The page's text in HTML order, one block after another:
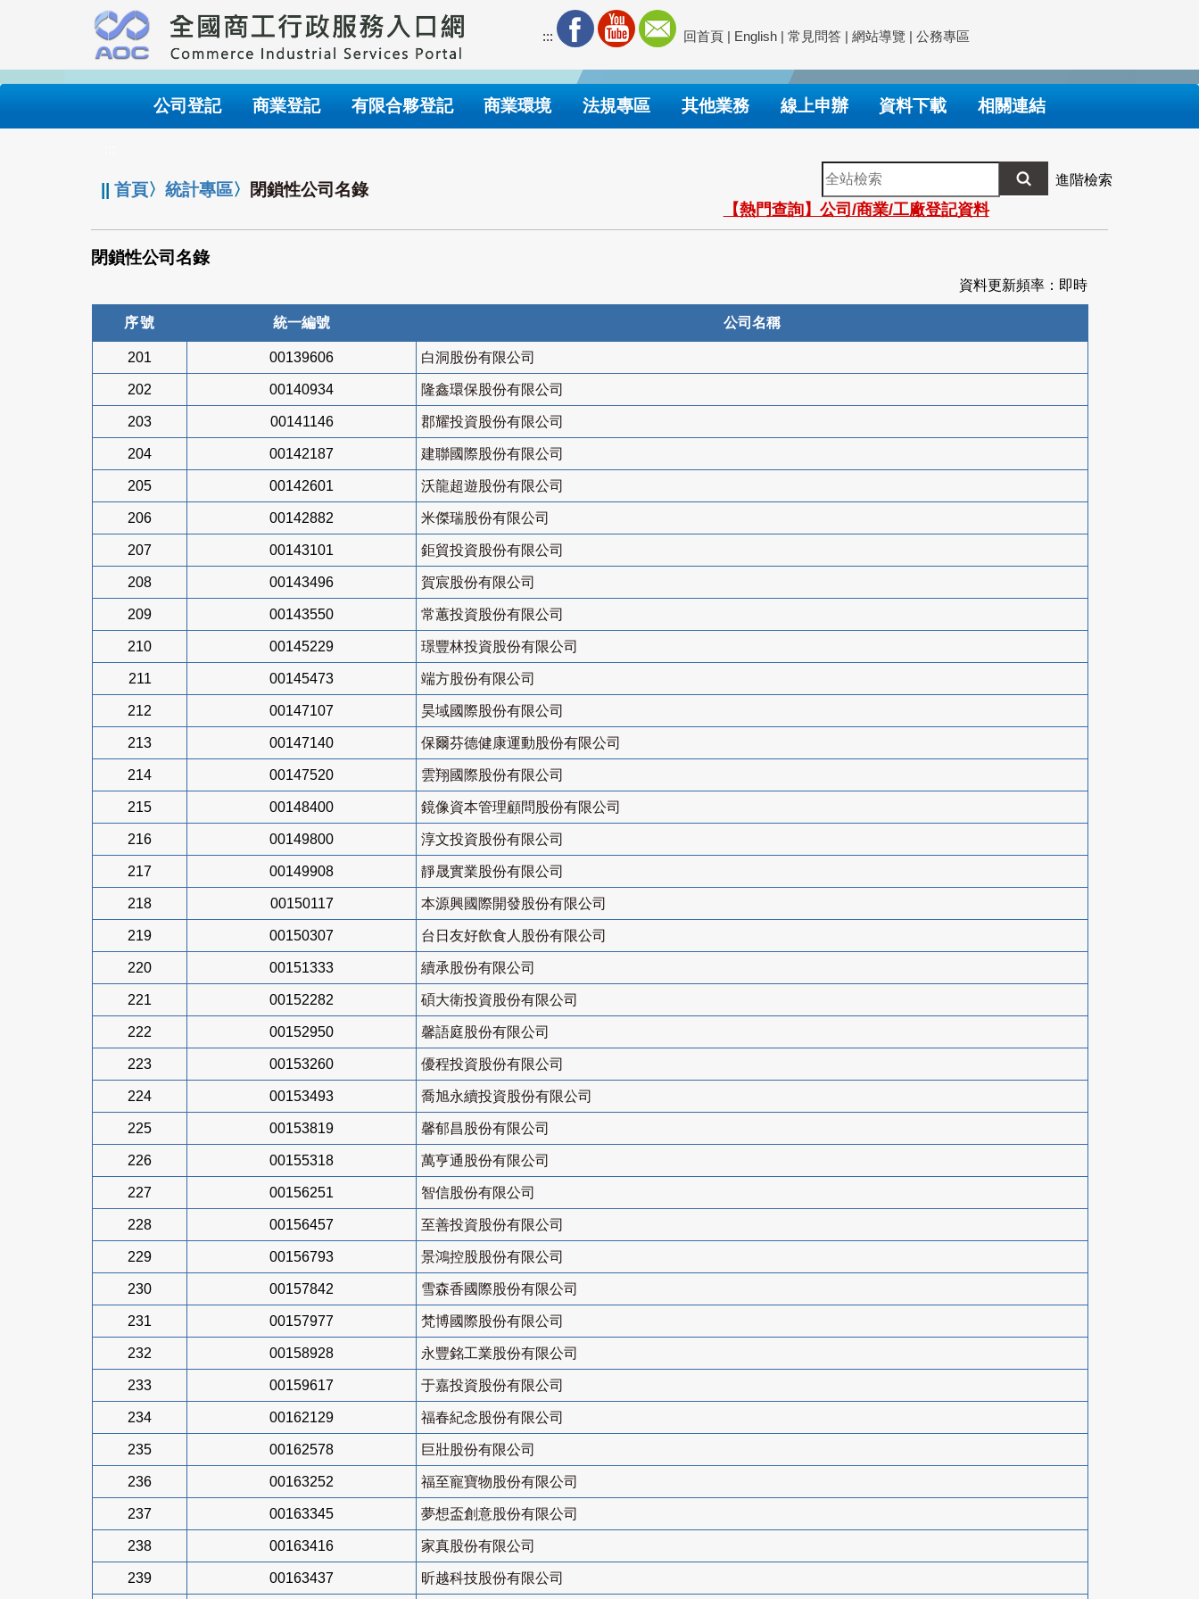
要
內
::: 回首頁 | English | 常見問答 | 網站導覽 | 公務專區
公司登記 商業登記 有限合夥登記 商業環境 法規專區 其他業務 線上申辦 資料下載 相關連結
||首頁〉統計專區〉 閉鎖性公司名錄
全
站
檢
索
進階檢索
【熱門查詢】公司/商業/工廠登記資料
閉鎖性公司名錄
資料更新頻率：即時
序號 統一編號 公司名稱
201 00139606 白洞股份有限公司
202 00140934 隆鑫環保股份有限公司
203 00141146 郡耀投資股份有限公司
204 00142187 建聯國際股份有限公司
205 00142601 沃龍超遊股份有限公司
206 00142882 米傑瑞股份有限公司
207 00143101 鉅貿投資股份有限公司
208 00143496 賀宸股份有限公司
209 00143550 常蕙投資股份有限公司
210 00145229 璟豐林投資股份有限公司
211 00145473 端方股份有限公司
212 00147107 昊域國際股份有限公司
213 00147140 保爾芬德健康運動股份有限公司
214 00147520 雲翔國際股份有限公司
215 00148400 鏡像資本管理顧問股份有限公司
216 00149800 淳文投資股份有限公司
217 00149908 靜晟實業股份有限公司
218 00150117 本源興國際開發股份有限公司
219 00150307 台日友好飲食人股份有限公司
220 00151333 續承股份有限公司
221 00152282 碩大衛投資股份有限公司
222 00152950 馨語庭股份有限公司
223 00153260 優程投資股份有限公司
224 00153493 喬旭永續投資股份有限公司
225 00153819 馨郁昌股份有限公司
226 00155318 萬亨通股份有限公司
227 00156251 智信股份有限公司
228 00156457 至善投資股份有限公司
229 00156793 景鴻控股股份有限公司
230 00157842 雪森香國際股份有限公司
231 00157977 梵博國際股份有限公司
232 00158928 永豐銘工業股份有限公司
233 00159617 于嘉投資股份有限公司
234 00162129 福春紀念股份有限公司
235 00162578 巨壯股份有限公司
236 00163252 福至寵寶物股份有限公司
237 00163345 夢想盃創意股份有限公司
238 00163416 家真股份有限公司
239 00163437 昕越科技股份有限公司